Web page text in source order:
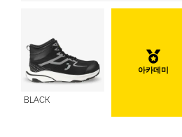
BLACK
아카데미